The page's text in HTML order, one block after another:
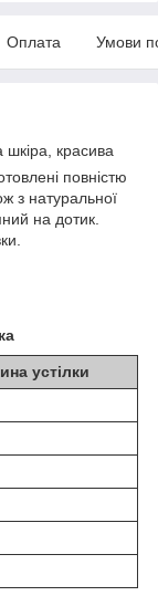
Оплата Умови
красива
повністю
з натуральної
на дотик.
устілки